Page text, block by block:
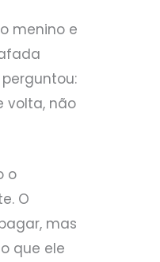
menino e
volta, não
o
O
mas
que ele